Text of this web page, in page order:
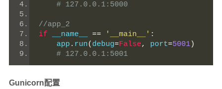
# 127.0.0.1:5000
//app_2
if __name__ == '__main__' :
    app
. run( debug=False, port=5001)
# 127.0.0.1:5001
Gunicorn配置